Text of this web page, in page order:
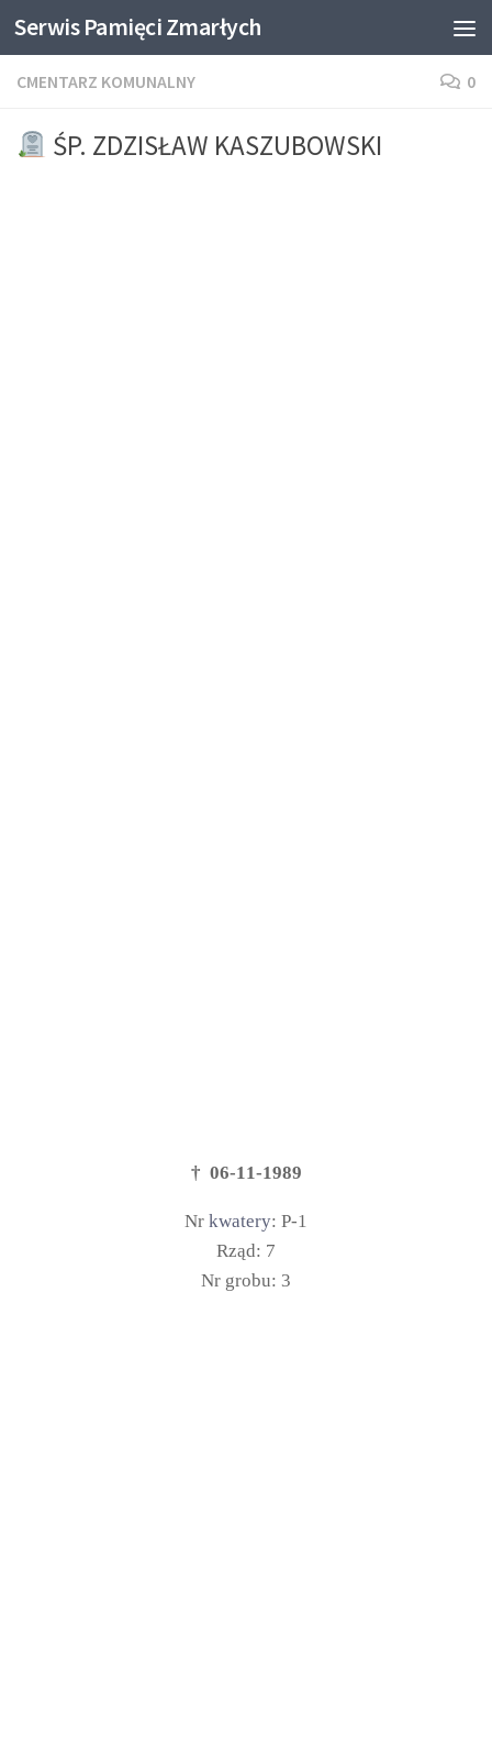
Skip to content
Serwis Pamięci Zmarłych
CMENTARZ KOMUNALNY 0
ŚP. ZDZISŁAW KASZUBOWSKI
† 06-11-1989
Nr kwatery: P-1
Rząd: 7
Nr grobu: 3